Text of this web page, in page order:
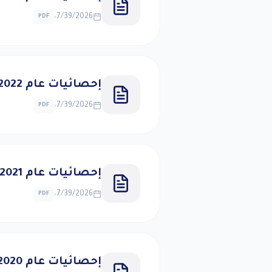
7/39/2026
PDF
إحصائيات عام 2022
7/39/2026
PDF
إحصائيات عام 2021
7/39/2026
PDF
إحصائيات عام 2020